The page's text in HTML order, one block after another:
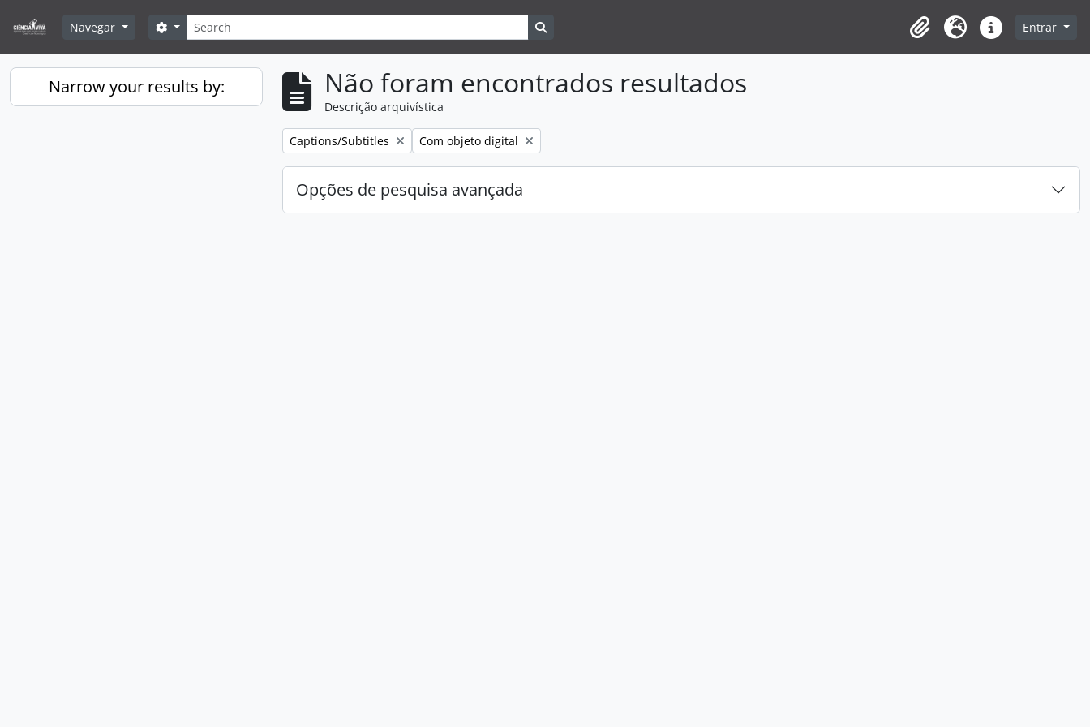
Navegar
Pesquisar
Search options
Clipboard
Idioma Ligações rápidas
Entrar
Narrow your results by: Não foram encontrados resultados
Descrição arquivística
Remove filter:
Captions/Subtitles Remove filter:
Com objeto digital
Opções de pesquisa avançada